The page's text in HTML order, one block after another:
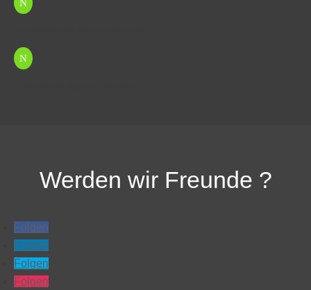
N
N
Werden wir Freunde ?
Folgen
Folgen
Folgen
Folgen